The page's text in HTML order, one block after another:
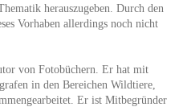
herauszugeben. Durch den
Vorhaben allerdings noch nicht
von Fotobüchern. Er hat mit
in den Bereichen Wildtiere,
Er ist Mitbegründer